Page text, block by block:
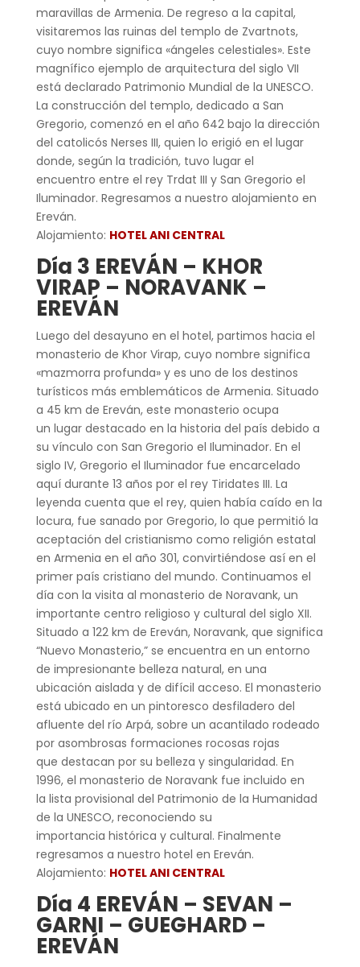
maravillas de Armenia. De regreso a la capital,
visitaremos las ruinas del templo de Zvartnots,
cuyo nombre significa «ángeles celestiales». Este
magnífico ejemplo de arquitectura del siglo VII
está declarado Patrimonio Mundial de la UNESCO.
La construcción del templo, dedicado a San
Gregorio, comenzó en el año 642 bajo la dirección
del catolicós Nerses III, quien lo erigió en el lugar
donde, según la tradición, tuvo lugar el
encuentro entre el rey Trdat III y San Gregorio el
Iluminador. Regresamos a nuestro alojamiento en
Ereván.
Alojamiento: HOTEL ANI CENTRAL
Día 3 EREVÁN – KHOR
VIRAP – NORAVANK –
EREVÁN
Luego del desayuno en el hotel, partimos hacia el
monasterio de Khor Virap, cuyo nombre significa
«mazmorra profunda» y es uno de los destinos
turísticos más emblemáticos de Armenia. Situado
a 45 km de Ereván, este monasterio ocupa
un lugar destacado en la historia del país debido a
su vínculo con San Gregorio el Iluminador. En el
siglo IV, Gregorio el Iluminador fue encarcelado
aquí durante 13 años por el rey Tiridates III. La
leyenda cuenta que el rey, quien había caído en la
locura, fue sanado por Gregorio, lo que permitió la
aceptación del cristianismo como religión estatal
en Armenia en el año 301, convirtiéndose así en el
primer país cristiano del mundo. Continuamos el
día con la visita al monasterio de Noravank, un
importante centro religioso y cultural del siglo XII.
Situado a 122 km de Ereván, Noravank, que significa
“Nuevo Monasterio,” se encuentra en un entorno
de impresionante belleza natural, en una
ubicación aislada y de difícil acceso. El monasterio
está ubicado en un pintoresco desfiladero del
afluente del río Arpá, sobre un acantilado rodeado
por asombrosas formaciones rocosas rojas
que destacan por su belleza y singularidad. En
1996, el monasterio de Noravank fue incluido en
la lista provisional del Patrimonio de la Humanidad
de la UNESCO, reconociendo su
importancia histórica y cultural. Finalmente
regresamos a nuestro hotel en Ereván.
Alojamiento: HOTEL ANI CENTRAL
Día 4 EREVÁN – SEVAN –
GARNI – GUEGHARD –
EREVÁN